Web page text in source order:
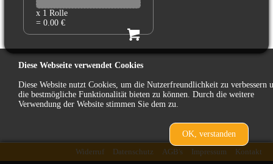
x 1 Rolle
= 0.00 €
zurück
Kontakt
Impressum
AGB's
Datenschutz
Widerruf
Diese Webseite verwendet Cookies
Diese Website nutzt Cookies, um die Nutzerfreundlichkeit zu verbessern
die bestmögliche Funktionalität bieten zu können. Durch die weitere
Verwendung der Website stimmen Sie dem zu.
OK, verstanden